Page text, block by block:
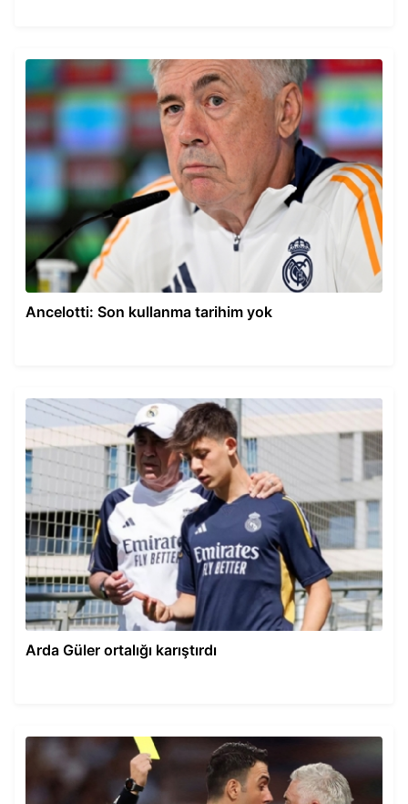
Ancelotti: Son kullanma tarihim yok
Arda Güler ortalığı karıştırdı